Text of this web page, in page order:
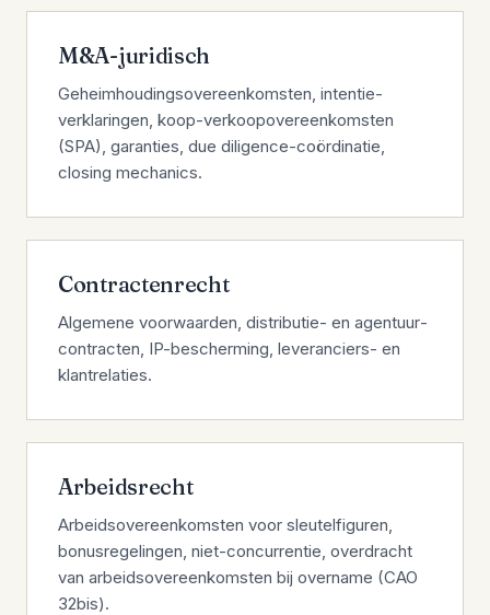
M&A-juridisch
Geheimhoudings­overeenkomsten, intentie­
verklaringen, koop-verkoopovereen­komsten
(SPA), garanties, due diligence-coördinatie,
closing mechanics.
Contractenrecht
Algemene voorwaarden, distributie- en agentuur­
contracten, IP-bescherming, leveranciers- en
klantrelaties.
Arbeidsrecht
Arbeidsovereenkomsten voor sleutelfiguren,
bonusregelingen, niet-concurrentie, overdracht
van arbeidsovereenkomsten bij overname (CAO
32bis).